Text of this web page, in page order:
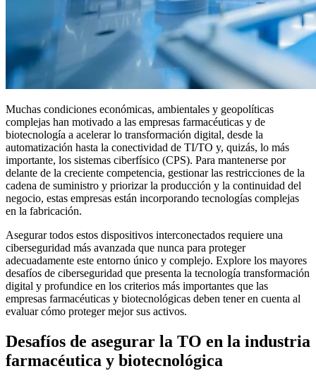
Muchas condiciones económicas, ambientales y geopolíticas
complejas han motivado a las empresas farmacéuticas y de
biotecnología a acelerar lo transformación digital, desde la
automatización hasta la conectividad de TI/TO y, quizás, lo más
importante, los sistemas ciberfísico (CPS). Para mantenerse por
delante de la creciente competencia, gestionar las restricciones de la
cadena de suministro y priorizar la producción y la continuidad del
negocio, estas empresas están incorporando tecnologías complejas
en la fabricación.
Asegurar todos estos dispositivos interconectados requiere una
ciberseguridad más avanzada que nunca para proteger
adecuadamente este entorno único y complejo. Explore los mayores
desafíos de ciberseguridad que presenta la tecnología transformación
digital y profundice en los criterios más importantes que las
empresas farmacéuticas y biotecnológicas deben tener en cuenta al
evaluar cómo proteger mejor sus activos.
Desafíos de asegurar la TO en la industria
farmacéutica y biotecnológica